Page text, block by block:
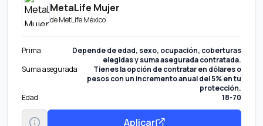
MetaLife Mujer
deMetLife México
Prima
Depende de edad, sexo, ocupación, coberturas
elegidas y suma asegurada contratada.
Suma asegurada
Tienes la opción de contratar en dólares o
pesos con un incremento anual del 5% en tu
protección.
Edad
18-70
Aplicar